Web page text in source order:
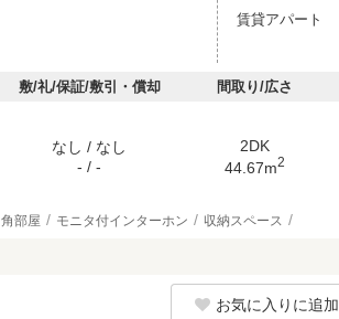
賃貸アパート
敷/礼/保証/敷引・償却 間取り/広さ
なし / なし
- / -
2DK
44.67m2
角部屋 モニタ付インターホン 収納スペース
お気に入りに追加